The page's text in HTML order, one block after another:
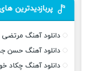
پربازدیدترین
دانلود آهنگ مرتضی
دانلود آهنگ حسن
دانلود آهنگ چکاد